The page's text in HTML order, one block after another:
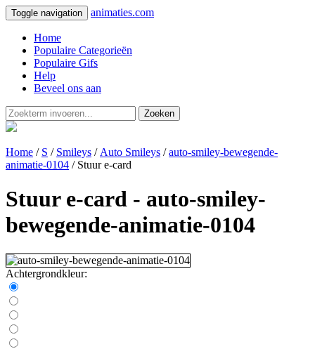
Toggle navigation animaties.com
Home
Populaire Categorieën
Populaire Gifs
Help
Beveel ons aan
Zoeken
Home / S / Smileys / Auto Smileys /auto-smiley-bewegende-
animatie-0104 / Stuur e-card
Stuur e-card - auto-smiley-
bewegende-animatie-0104
Achtergrondkleur: